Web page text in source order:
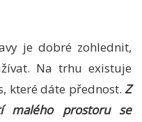
je dobré zohlednit,
Na trhu existuje
které dáte přednost. Z
malého prostoru se